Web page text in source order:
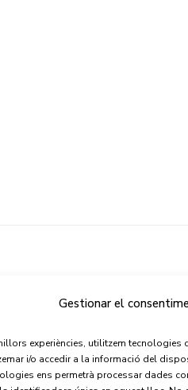
Gestionar el
experiències, utilitzem tecnologies
i/o accedir a la informació del
ens permetrà processar dades
(Plaça Molina) 08006
+34 607 599 807